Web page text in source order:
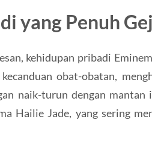
yang Penuh
kehidupan pribadi
obat-obatan,
naik-turun dengan
Hailie Jade, yang sering